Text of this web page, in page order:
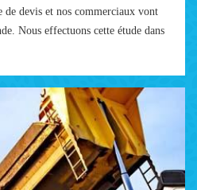
devis et nos commerciaux vont
Nous effectuons cette étude dans